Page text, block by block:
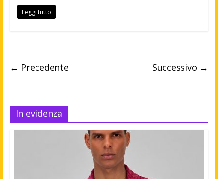
Leggi tutto
← Precedente Successivo →
In evidenza